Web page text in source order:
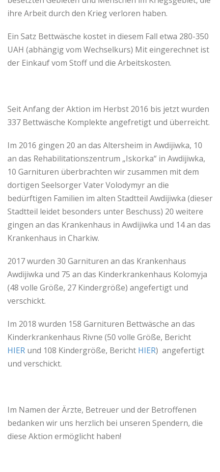
ihre Arbeit durch den Krieg verloren haben.
Ein Satz Bettwäsche kostet in diesem Fall etwa 280-350
UAH (abhängig vom Wechselkurs) Mit eingerechnet ist
der Einkauf vom Stoff und die Arbeitskosten.
Seit Anfang der Aktion im Herbst 2016 bis jetzt wurden
337 Bettwäsche Komplekte angefretigt und überreicht.
Im 2016 gingen 20 an das Altersheim in Awdijiwka, 10
an das Rehabilitationszentrum „Iskorka“ in Awdijiwka,
10 Garnituren überbrachten wir zusammen mit dem
dortigen Seelsorger Vater Volodymyr an die
bedürftigen Familien im alten Stadtteil Awdijiwka (dieser
Stadtteil leidet besonders unter Beschuss) 20 weitere
gingen an das Krankenhaus in Awdijiwka und 14 an das
Krankenhaus in Charkiw.
2017 wurden 30 Garnituren an das Krankenhaus
Awdijiwka und 75 an das Kinderkrankenhaus Kolomyja
(48 volle Größe, 27 Kindergröße) angefertigt und
verschickt.
Im 2018 wurden 158 Garnituren Bettwäsche an das
Kinderkrankenhaus Rivne (50 volle Größe, Bericht
HIER und 108 Kindergröße, Bericht HIER) angefertigt
und verschickt.
Im Namen der Ärzte, Betreuer und der Betroffenen
bedanken wir uns herzlich bei unseren Spendern, die
diese Aktion ermöglicht haben!